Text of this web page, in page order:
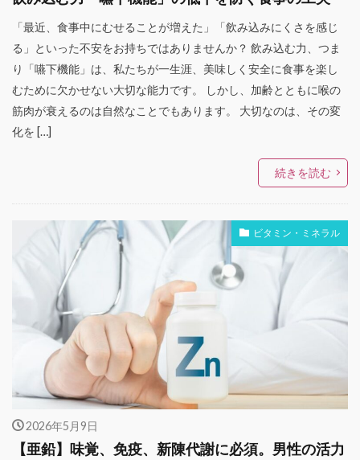
「最近、食事中にむせることが増えた」「飲み込みにくさを感じ
る」といった不安をお持ちではありませんか？ 飲み込む力、つま
り「嚥下機能」は、私たちが一生涯、美味しく安全に食事を楽し
むために欠かせない大切な能力です。 しかし、加齢とともに喉の
筋肉が衰えるのは自然なことでもあります。 大切なのは、その変
化を […]
続きを読む
ビタミン・ミネラル
2026年5月9日
【亜鉛】味覚、免疫、新陳代謝に必須。男性の活力